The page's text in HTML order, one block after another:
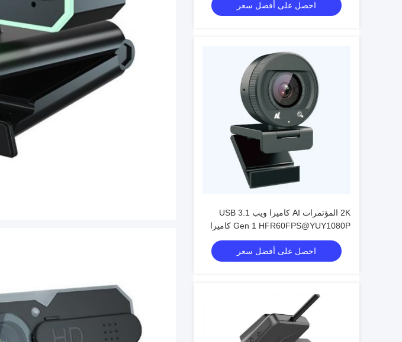
احصل على أفضل سعر
2K المؤتمرات AI كاميرا ويب USB 3.1
Gen 1 HFR60FPS@YUY1080P كاميرا
ويب بلا خسارة للحاسوب المحمول
والحاسوب الشخصي
احصل على أفضل سعر